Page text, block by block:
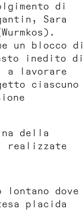
di
Sara
un blocco di
inedito di
lavorare
ciascuno
della
realizzate
dove
placida